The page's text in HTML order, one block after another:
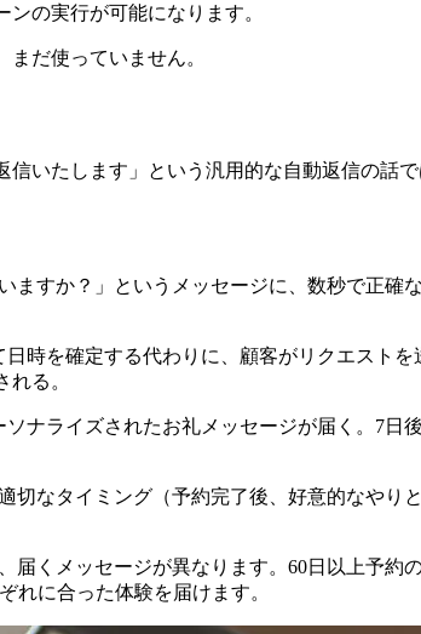
の実行が可能になります。
だ使っていません。
信いたします」という汎用的な自動返信の
ますか？」というメッセージに、数秒で正
日時を確定する代わりに、顧客がリクエスト
る。
ソナライズされたお礼メッセージが届く。7日
切なタイミング（予約完了後、好意的なやり
届くメッセージが異なります。60日以上予
れに合った体験を届けます。